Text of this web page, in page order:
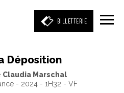
BILLETTERIE
événement)
Déposition
Claudia Marschal
- 2024 - 1H32 - VF